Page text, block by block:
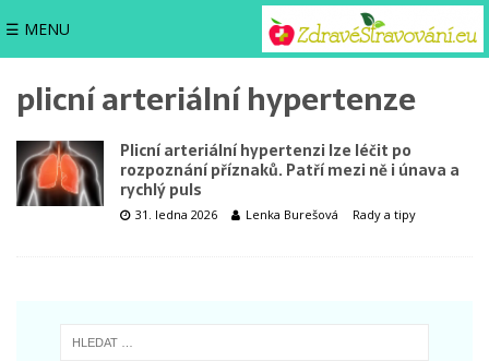
☰ MENU
plicní arteriální hypertenze
Plicní arteriální hypertenzi lze léčit po
rozpoznání příznaků. Patří mezi ně i únava a
rychlý puls
31. ledna 2026 Lenka Burešová Rady a tipy